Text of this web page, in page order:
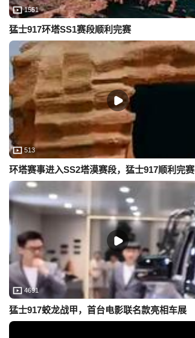
1551
猛士917环塔SS1赛段顺利完赛
513
环塔赛事进入SS2塔漠赛段，猛士917顺利完赛
4691
猛士917蛟龙战甲，首台电影联名款亮相车展